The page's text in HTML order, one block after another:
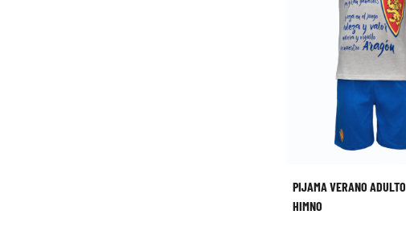
PIJAMA VERANO ADULTO
HIMNO